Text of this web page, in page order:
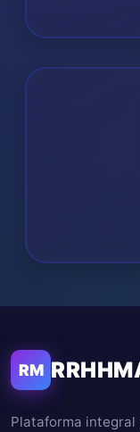
RM
Plataforma integral